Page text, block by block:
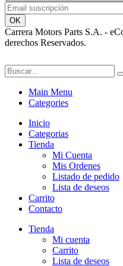
Carrera Motors Parts S.A. -
derechos Reservados.
Main Menu
Categories
Inicio
Categorias
Tienda
Mi Cuenta
Mis Ordenes
Listado de pedido
Lista de deseos
Carrito
Contacto
Tienda
Mi cuenta
Carrito
Lista de deseos